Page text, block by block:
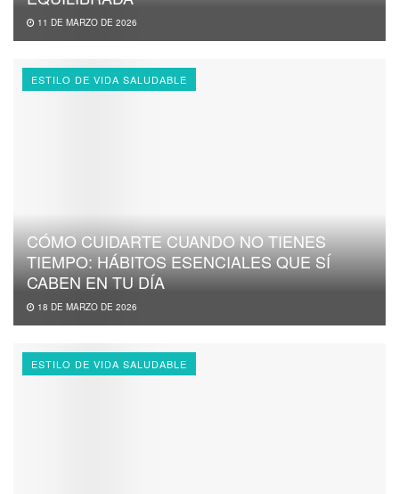
11 DE MARZO DE 2026
ESTILO DE VIDA SALUDABLE
CÓMO CUIDARTE CUANDO NO TIENES
TIEMPO: HÁBITOS ESENCIALES QUE SÍ
CABEN EN TU DÍA
18 DE MARZO DE 2026
ESTILO DE VIDA SALUDABLE